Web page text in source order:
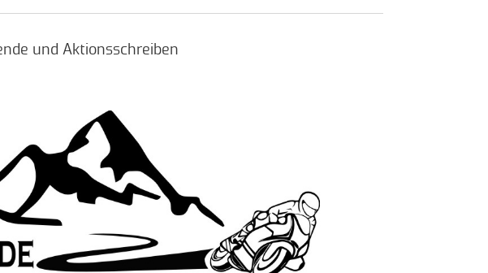
und Aktionsschreiben